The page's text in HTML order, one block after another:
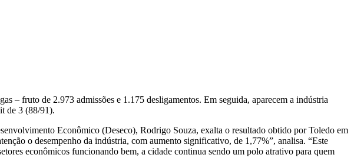
– fruto de 2.973 admissões e 1.175 desligamentos. Em seguida, aparecem a indústria
de 3 (88/91).
Econômico (Deseco), Rodrigo Souza, exalta o resultado obtido por Toledo em
o desempenho da indústria, com aumento significativo, de 1,77%”, analisa. “Este
econômicos funcionando bem, a cidade continua sendo um polo atrativo para quem